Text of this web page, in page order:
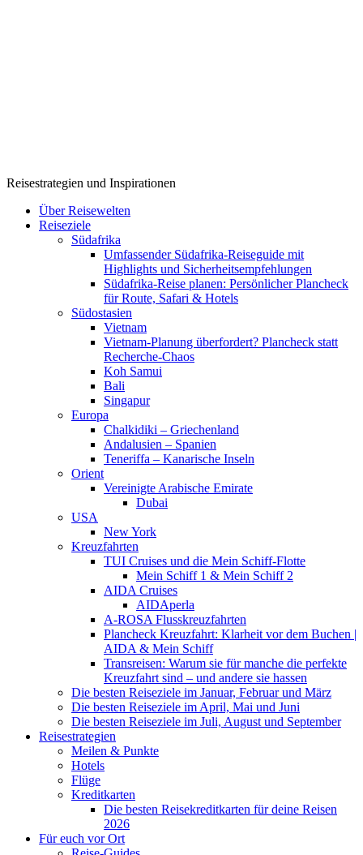
Reisestrategien und Inspirationen
Über Reisewelten
Reiseziele
Südafrika
Umfassender Südafrika-Reiseguide mit
Highlights und Sicherheitsempfehlungen
Südafrika-Reise planen: Persönlicher Plancheck
für Route, Safari & Hotels
Südostasien
Vietnam
Vietnam-Planung überfordert? Plancheck statt
Recherche-Chaos
Koh Samui
Bali
Singapur
Europa
Chalkidiki – Griechenland
Andalusien – Spanien
Teneriffa – Kanarische Inseln
Orient
Vereinigte Arabische Emirate
Dubai
USA
New York
Kreuzfahrten
TUI Cruises und die Mein Schiff-Flotte
Mein Schiff 1 & Mein Schiff 2
AIDA Cruises
AIDAperla
A-ROSA Flusskreuzfahrten
Plancheck Kreuzfahrt: Klarheit vor dem Buchen |
AIDA & Mein Schiff
Transreisen: Warum sie für manche die perfekte
Kreuzfahrt sind – und andere sie hassen
Die besten Reiseziele im Januar, Februar und März
Die besten Reiseziele im April, Mai und Juni
Die besten Reiseziele im Juli, August und September
Reisestrategien
Meilen & Punkte
Hotels
Flüge
Kreditkarten
Die besten Reisekreditkarten für deine Reisen
2026
Für euch vor Ort